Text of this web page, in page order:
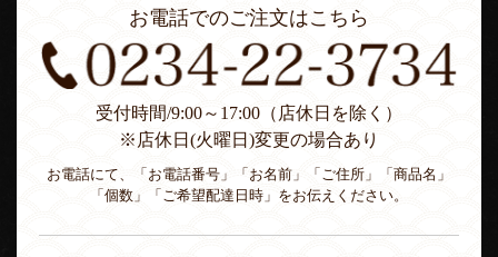
お電話でのご注文はこちら
受付時間/9:00～17:00（店休日を除く）
※店休日(火曜日)変更の場合あり
お電話にて、「お電話番号」「お名前」「ご住所」「商品名」
「個数」「ご希望配達日時」をお伝えください。